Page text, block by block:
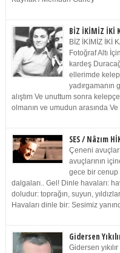
BİZ İKİMİZ İKİ
BİZ İKİMİZ İKİ
Fotoğraf Altı
kardeş
ellerimde
yadırgamanın
alıştım Ve unuttum sonra
olmanın ve umudun arasında
SES / Nâzım
Çeneni
avuçlarının
gece bir cenup
dalgaları.. Gel! Dinle havaları:
doludur: toprağın, suyun,
Havaları dinle bir: Sesimiz
Gidersen
Gidersen